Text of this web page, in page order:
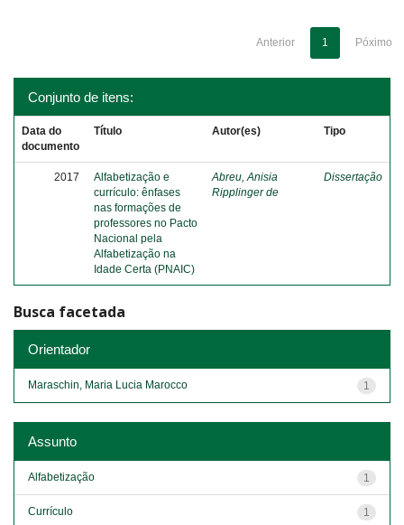
Anterior 1 Póximo
Conjunto de itens:
Data do
documento
Título Autor(es) Tipo
2017
Alfabetização e
currículo: ênfases
nas formações de
professores no Pacto
Nacional pela
Alfabetização na
Idade Certa (PNAIC)
Abreu, Anisia
Ripplinger de
Dissertação
Busca facetada
Orientador
1
Maraschin, Maria Lucia Marocco
Assunto
1
Alfabetização
1
Currículo